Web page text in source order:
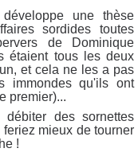
une thèse
sordides toutes
de Dominique
étaient tous les deux
et cela ne les a pas
immondes qu'ils ont
premier)...
des sornettes
feriez mieux de tourner
!